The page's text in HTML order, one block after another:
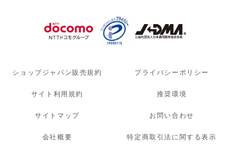
ショップジャパン販売規約 プライバシーポリシー
サイト利用規約 推奨環境
サイトマップ お問い合わせ
会社概要 特定商取引法に関する表示